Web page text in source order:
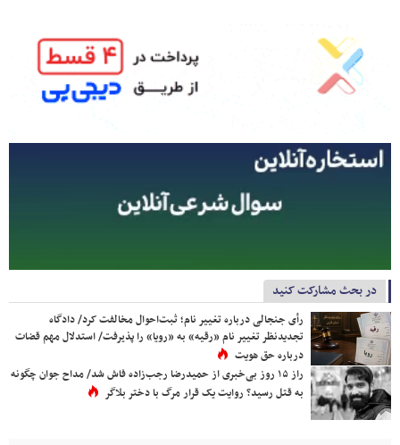
در بحث مشارکت کنید
رأی جنجالی درباره تغییر نام؛ ثبت‌احوال مخالفت کرد/ دادگاه
تجدیدنظر تغییر نام «رقیه» به «رویا» را پذیرفت/ استدلال مهم قضات
درباره حق هویت
راز ۱۵ روز بی‌خبری از حمیدرضا رجب‌زاده فاش شد/ مداح جوان چگونه
به قتل رسید؟ روایت یک قرار مرگ با دختر بلاگر